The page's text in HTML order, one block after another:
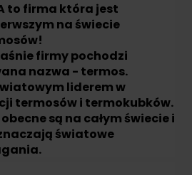
to firma która jest
na świecie
firmy pochodzi
nazwa - termos.
liderem w
termosów i termokubków.
są na całym świecie i
światowe